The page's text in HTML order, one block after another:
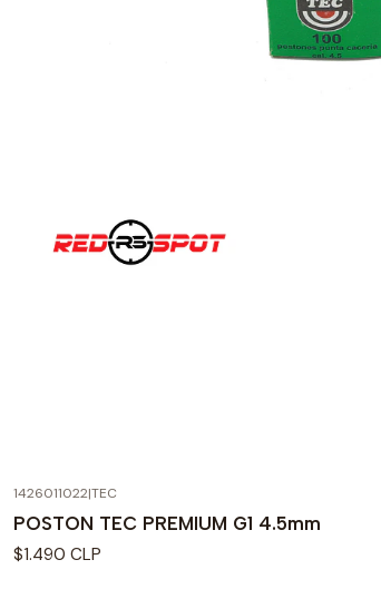
1426011022|TEC
POSTON TEC PREMIUM G1 4.5mm
$1.490 CLP